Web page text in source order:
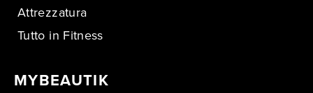
Attrezzatura
Tutto in Fitness
MYBEAUTIK